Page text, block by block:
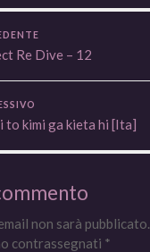
Re Dive – 12
to kimi ga kieta hi [Ita]
non sarà pubblicato.
contrassegnati *